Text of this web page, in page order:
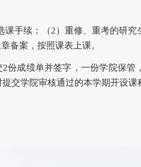
课手续； （2）重修、重考的研究
备案 ，按照课表上课。
2份成绩单并签字，一份学院保管
交学院审核通过的本学期开设